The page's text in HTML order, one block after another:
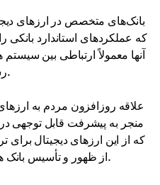
بانک‌های متخصص در ارزهای
که عملکردهای استاندارد بانکی
آنها معمولاً ارتباطی بین
رشد ارزهای دیجیتال ارائه می دهند.
منجر به پیشرفت قابل توجهی
که از این ارزهای دیجیتال برای
از ظهور و تأسیس بانک های رمزنگاری حمایت کرده است.